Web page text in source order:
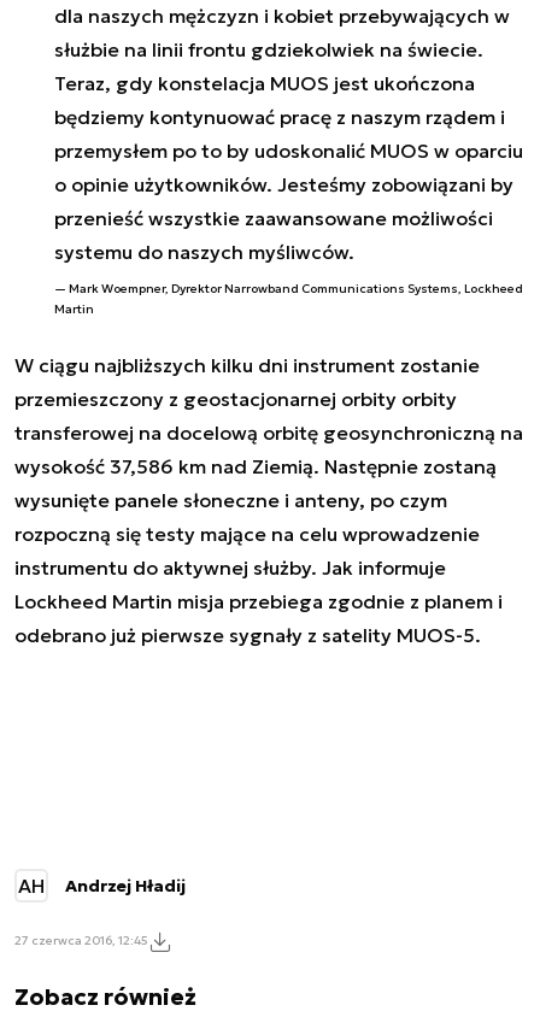
dla naszych mężczyzn i kobiet przebywających w
służbie na linii frontu gdziekolwiek na świecie.
Teraz, gdy konstelacja MUOS jest ukończona
będziemy kontynuować pracę z naszym rządem i
przemysłem po to by udoskonalić MUOS w oparciu
o opinie użytkowników. Jesteśmy zobowiązani by
przenieść wszystkie zaawansowane możliwości
systemu do naszych myśliwców.
Mark Woempner, Dyrektor Narrowband Communications Systems, Lockheed
Martin
W ciągu najbliższych kilku dni instrument zostanie
przemieszczony z geostacjonarnej orbity orbity
transferowej na docelową orbitę geosynchroniczną na
wysokość 37,586 km nad Ziemią. Następnie zostaną
wysunięte panele słoneczne i anteny, po czym
rozpoczną się testy mające na celu wprowadzenie
instrumentu do aktywnej służby. Jak informuje
Lockheed Martin misja przebiega zgodnie z planem i
odebrano już pierwsze sygnały z satelity MUOS-5.
AH Andrzej Hładij
27 czerwca 2016, 12:45
Zobacz również